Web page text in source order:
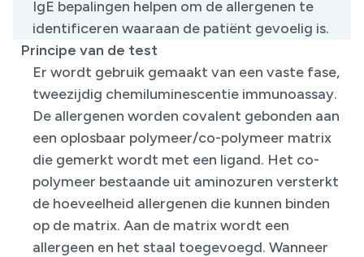
IgE bepalingen helpen om de allergenen te
identificeren waaraan de patiënt gevoelig is.
Principe van de test
Er wordt gebruik gemaakt van een vaste fase,
tweezijdig chemiluminescentie immunoassay.
De allergenen worden covalent gebonden aan
een oplosbaar polymeer/co-polymeer matrix
die gemerkt wordt met een ligand. Het co-
polymeer bestaande uit aminozuren versterkt
de hoeveelheid allergenen die kunnen binden
op de matrix. Aan de matrix wordt een
allergeen en het staal toegevoegd. Wanneer